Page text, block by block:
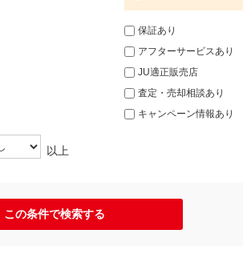
以上
保証あり
アフターサービスあり
JU適正販売店
査定・売却相談あり
キャンペーン情報あり
この条件で検索する